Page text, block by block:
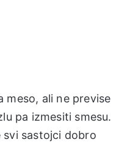
meso, ali ne previse
pa izmesiti smesu.
svi sastojci dobro